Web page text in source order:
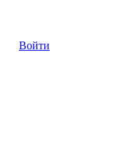
Войти